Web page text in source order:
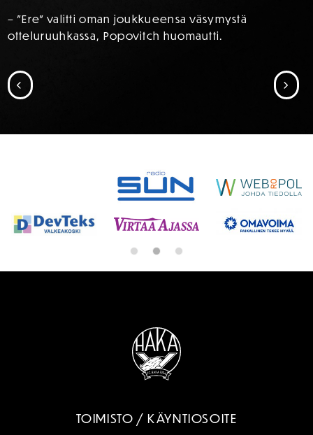
– ”Ere” valitti oman joukkueensa väsymystä
otteluruuhkassa, Popovitch huomautti.
SIIRRY EDELLISEEN
TOIMISTO / KÄYNTIOSOITE